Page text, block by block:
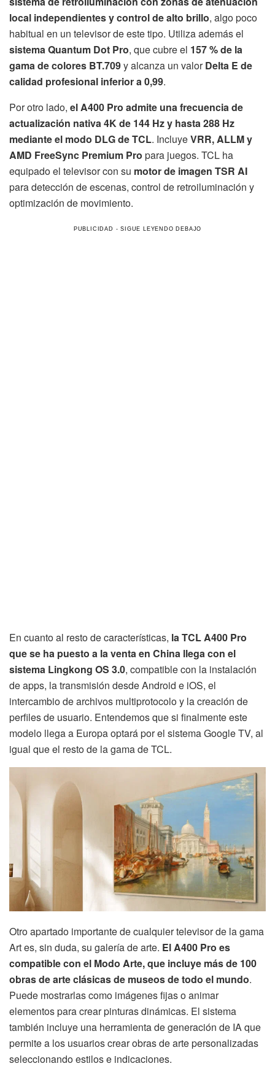
local independientes y control de alto brillo, algo poco
habitual en un televisor de este tipo. Utiliza además el
sistema Quantum Dot Pro, que cubre el 157 % de la
gama de colores BT.709y alcanza un valorDelta E de
calidad profesional inferior a 0,99.
Por otro lado, el A400 Pro admite una frecuencia de
actualización nativa 4K de 144 Hz y hasta 288 Hz
mediante el modo DLG de TCL. IncluyeVRR, ALLM y
AMD FreeSync Premium Pro para juegos. TCL ha
equipado el televisor con su motor de imagen TSR AI
para detección de escenas, control de retroiluminación y
optimización de movimiento.
En cuanto al resto de características, la TCL A400 Pro
que se ha puesto a la venta en China llega con el
sistema Lingkong OS 3.0, compatible con la instalación
de apps, la transmisión desde Android e iOS, el
intercambio de archivos multiprotocolo y la creación de
perfiles de usuario. Entendemos que si finalmente este
modelo llega a Europa optará por el sistema Google TV, al
igual que el resto de la gama de TCL.
Otro apartado importante de cualquier televisor de la gama
Art es, sin duda, su galería de arte. El A400 Pro es
compatible con el Modo Arte, que incluye más de 100
obras de arte clásicas de museos de todo el mundo.
Puede mostrarlas como imágenes fijas o animar
elementos para crear pinturas dinámicas. El sistema
también incluye una herramienta de generación de IA que
permite a los usuarios crear obras de arte personalizadas
seleccionando estilos e indicaciones.